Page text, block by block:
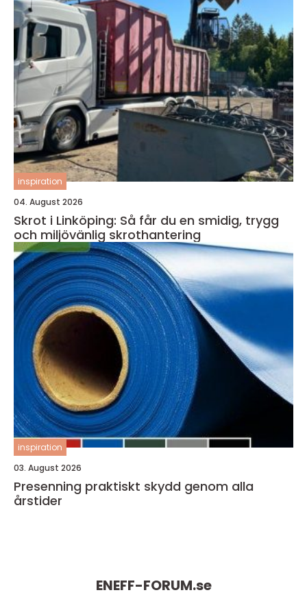
inspiration
04. August 2026
Skrot i Linköping: Så får du en smidig, trygg
och miljövänlig skrothantering
inspiration
03. August 2026
Presenning praktiskt skydd genom alla
årstider
ENEFF-FORUM.se